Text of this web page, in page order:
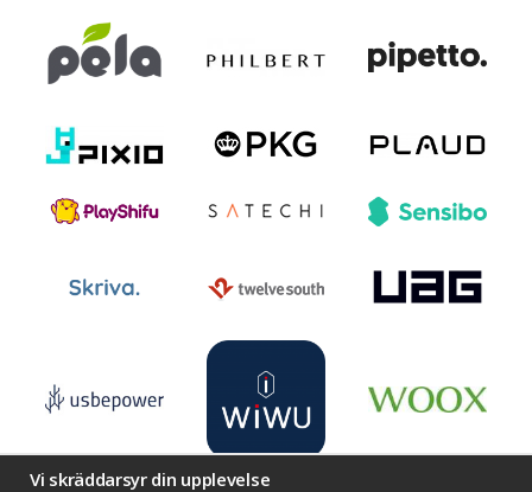
Vi skräddarsyr din upplevelse